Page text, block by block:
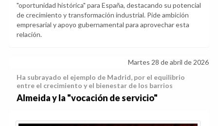
"oportunidad histórica" para España, destacando su potencial
de crecimiento y transformación industrial. Pide ambición
empresarial y apoyo gubernamental para aprovechar esta
relación.
Martes 28 de abril de 2026
Ha subrayado el ejemplo de Madrid, por el equilibrio
entre el crecimiento y el bienestar de los barrios
Almeida y la "vocación de servicio"